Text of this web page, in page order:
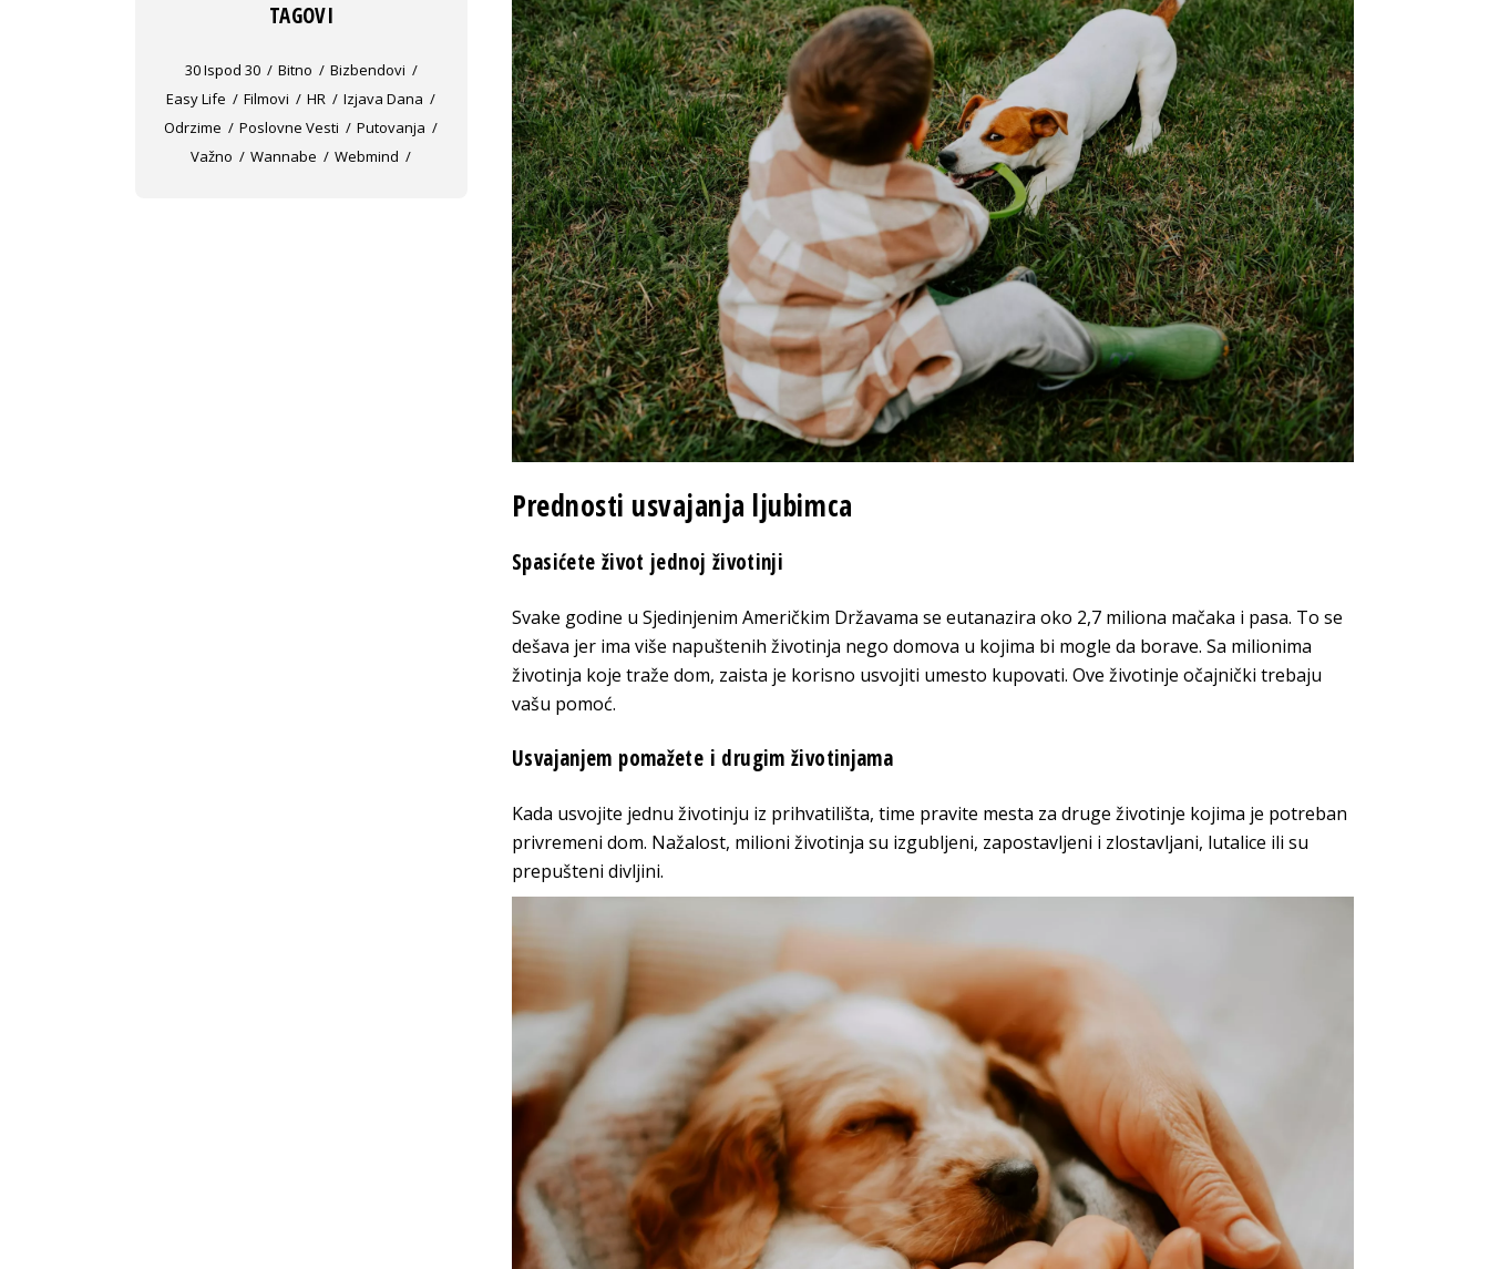
Prednosti usvajanja ljubimca
Spasićete život jednoj životinji
Svake godine u Sjedinjenim Američkim Državama se eutanazira oko 2,7 miliona mačaka i pasa. To se
dešava jer ima više napuštenih životinja nego domova u kojima bi mogle da borave. Sa milionima
životinja koje traže dom, zaista je korisno usvojiti umesto kupovati. Ove životinje očajnički trebaju
vašu pomoć.
Usvajanjem pomažete i drugim životinjama
Kada usvojite jednu životinju iz prihvatilišta, time pravite mesta za druge životinje kojima je potreban
privremeni dom. Nažalost, milioni životinja su izgubljeni, zapostavljeni i zlostavljani, lutalice ili su
prepušteni divljini.
TAGOVI
30 Ispod 30 Bitno
Bizbendovi
Easy Life
Filmovi HR
Izjava Dana
Odrzime
Poslovne Vesti
Putovanja
Važno
Wannabe Webmind